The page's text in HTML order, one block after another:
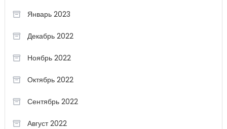
Январь 2023
Декабрь 2022
Ноябрь 2022
Октябрь 2022
Сентябрь 2022
Август 2022